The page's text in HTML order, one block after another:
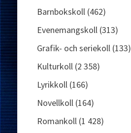
Barnbokskoll(462)
Evenemangskoll(313)
Grafik- och seriekoll(133)
Kulturkoll(2 358)
Lyrikkoll(166)
Novellkoll(164)
Romankoll(1 428)